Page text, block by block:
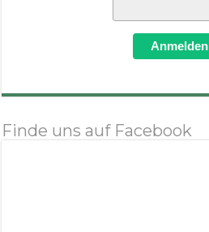
Anmelden
Finde uns auf Facebook